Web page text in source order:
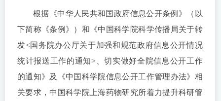
根据《中华人民共和国政府信息公开条例》（以
下简称《条例》）和《中国科学院科学传播局关于转
发<国务院办公厅关于加强和规范政府信息公开情况
统计报送工作的通知>、切实做好全院信息公开工作
的通知》及《中国科学院信息公开工作管理办法》相
关要求，中国科学院上海药物研究所着力提升科研管